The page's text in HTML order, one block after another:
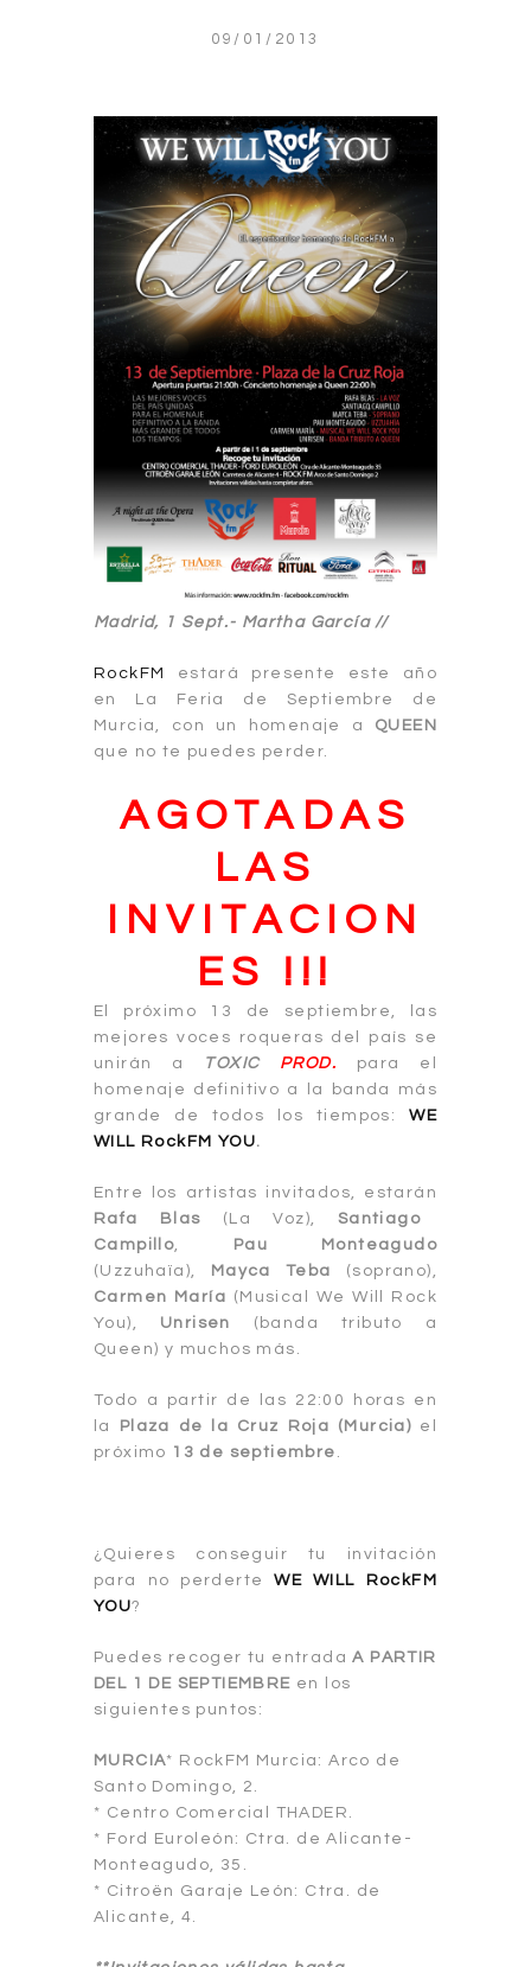
09/01/2013
Madrid, 1 Sept.- Martha García //
RockFM
estará presente este año
en La Feria de Septiembre de
Murcia, con un homenaje a QUEEN
que no te puedes perder.
AGOTADAS
LAS
INVITACION
ES !!!
El próximo 13 de septiembre, las
mejores voces roqueras del país se
unirán a
TOXIC PROD.
para el
homenaje definitivo a la banda más
grande de todos los tiempos:WE
WILL RockFM YOU.
Entre los artistas invitados, estarán
Rafa Blas (La Voz), Santiago
Campillo,
Pau Monteagudo
(Uzzuhaïa),
Mayca Teba
(soprano),
Carmen María (Musical We Will Rock
You), Unrisen
(banda tributo a
Queen) y muchos más.
Todo a partir de las 22:00 horas en
la
Plaza de la Cruz Roja (Mur cia) el
próximo 13 de septiembre .
¿Quieres conseguir tu invitación
para no perderteWE WILL RockFM
YOU?
Puedes recoger tu entradaA PARTIR
DEL 1 DE SEPTIEMBRE en los
siguientes puntos:
MURCIA* RockFM Murcia: Arco de
Santo Domingo, 2.
* Centro Comercial THADER.
* Ford Euroleón: Ctra. de Alicante-
Monteagudo, 35.
* Citroën Garaje León: Ctra. de
Alicante, 4.